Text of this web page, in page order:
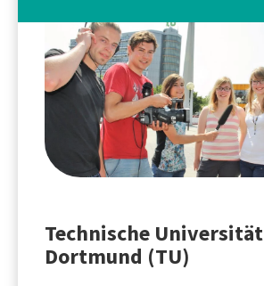
Technische Universität
Dortmund (TU)